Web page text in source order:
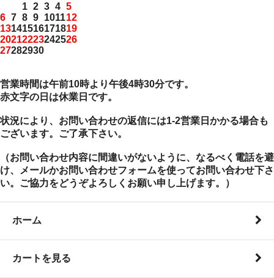
1 2 3 4 5
6 7 8 9 101112
13141516171819
20212223242526
27282930
営業時間は午前10時より午後4時30分です。
赤文字の日は休業日です。
状況により、お問い合わせの返信には1-2営業日かかる場合も
ございます。ご了承下さい。
（お問い合わせ内容に間違いがないように、なるべく電話を避
け、メールかお問い合わせフォームを使ってお問い合わせ下さ
い。ご協力をどうぞよろしくお願い申し上げます。）
ホーム
カートを見る